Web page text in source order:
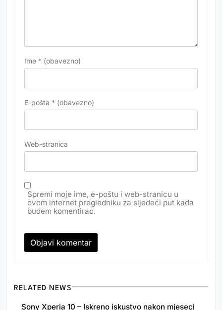
Ime * (obavezno)
E-pošta * (obavezno)
Web-stranica
Spremi moje ime, e-poštu i web-stranicu u
ovom internet pregledniku za sljedeći put kada
budem komentirao.
RELATED NEWS
Sony Xperia 10 – Iskreno iskustvo nakon mjeseci